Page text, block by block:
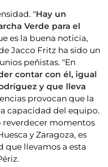
"Hay un
Verde para el
es la buena noticia,
Jacco Fritz ha sido un
peñistas. "En
contar con él, igual
y que lleva
provocan que la
capacidad del equipo.
reverdecer momentos
y Zaragoza, es
que llevamos a esta